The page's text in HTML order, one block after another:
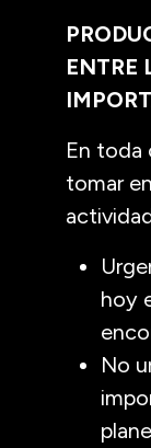
ENTRE
En toda
tomar
hoy
No